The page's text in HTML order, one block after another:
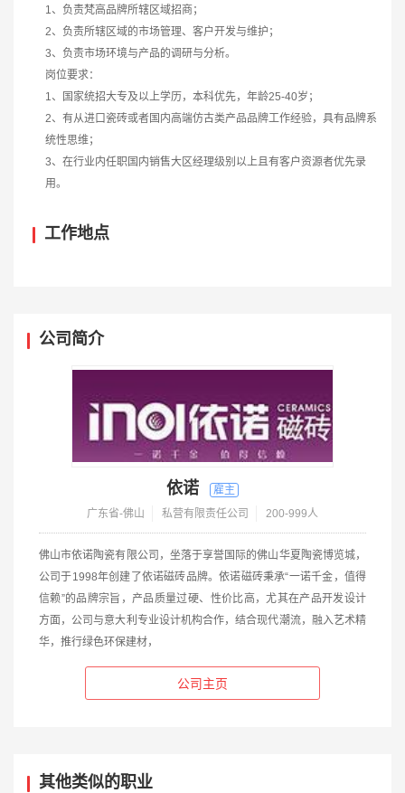
1、负责梵高品牌所辖区域招商；
2、负责所辖区域的市场管理、客户开发与维护；
3、负责市场环境与产品的调研与分析。
岗位要求：
1、国家统招大专及以上学历，本科优先，年龄25-40岁；
2、有从进口瓷砖或者国内高端仿古类产品品牌工作经验，具有品牌系
统性思维；
3、在行业内任职国内销售大区经理级别以上且有客户资源者优先录
用。
工作地点
公司简介
依诺
广东省-佛山 私营有限责任公司 200-999人
佛山市依诺陶瓷有限公司，坐落于享誉国际的佛山华夏陶瓷博览城，
公司于1998年创建了依诺磁砖品牌。依诺磁砖秉承“一诺千金，值得
信赖”的品牌宗旨，产品质量过硬、性价比高，尤其在产品开发设计
方面，公司与意大利专业设计机构合作，结合现代潮流，融入艺术精
华，推行绿色环保建材，
公司主页
其他类似的职业